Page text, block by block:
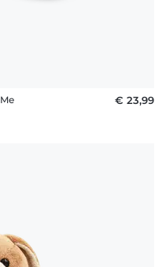
€ 23,99